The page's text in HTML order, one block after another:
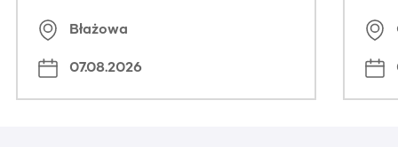
Błażowa
07.08.2026